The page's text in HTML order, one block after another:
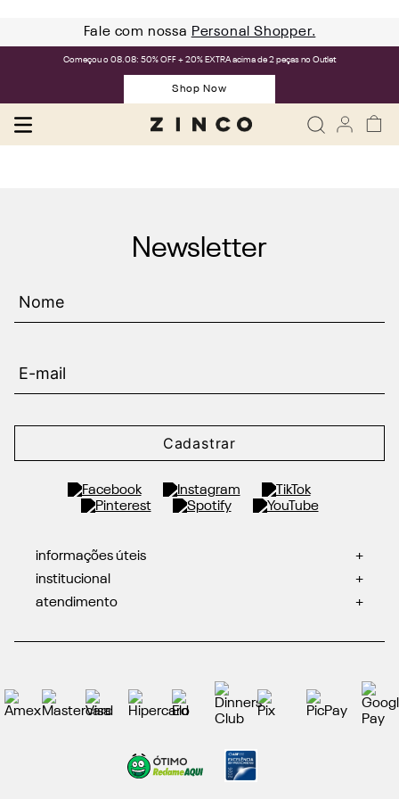
Fale com nossa Personal Shopper.
Começou o 08.08: 50% OFF + 20% EXTRA acima de 2 peças no Outlet
Shop Now
Newsletter
Cadastrar
informações úteis
+
institucional
+
atendimento
+